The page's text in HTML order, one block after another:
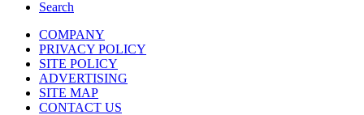
Search
COMPANY
PRIVACY POLICY
SITE POLICY
ADVERTISING
SITE MAP
CONTACT US